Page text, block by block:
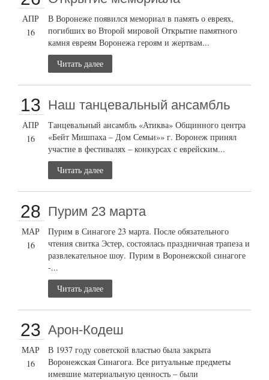
АПР
16
В Воронеже появился мемориал в память о евреях,
погибших во Второй мировой Открытие памятного
камня евреям Воронежа героям и жертвам...
Читать далее
13
АПР
16
Наш танцевальный ансамбль
Танцевальный ансамбль «Атиква» Общинного центра
«Бейт Мишпаха – Дом Семьи»» г. Воронеж принял
участие в фестивалях – конкурсах с еврейским...
Читать далее
28
МАР
16
Пурим 23 марта
Пурим в Синагоге 23 марта. После обязательного
чтения свитка Эстер, состоялась праздничная трапеза и
развлекательное шоу. Пурим в Воронежской синагоге
-...
Читать далее
23
МАР
16
Арон-Кодеш
В 1937 году советской властью была закрыта
Воронежская Синагога. Все ритуальные предметы
имевшие материальную ценность – были